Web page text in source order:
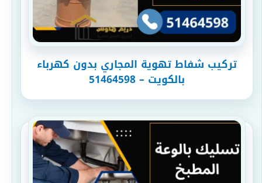
تركيب شفاط تهوية المجاري بدون كهرباء
بالكويت – 51464598